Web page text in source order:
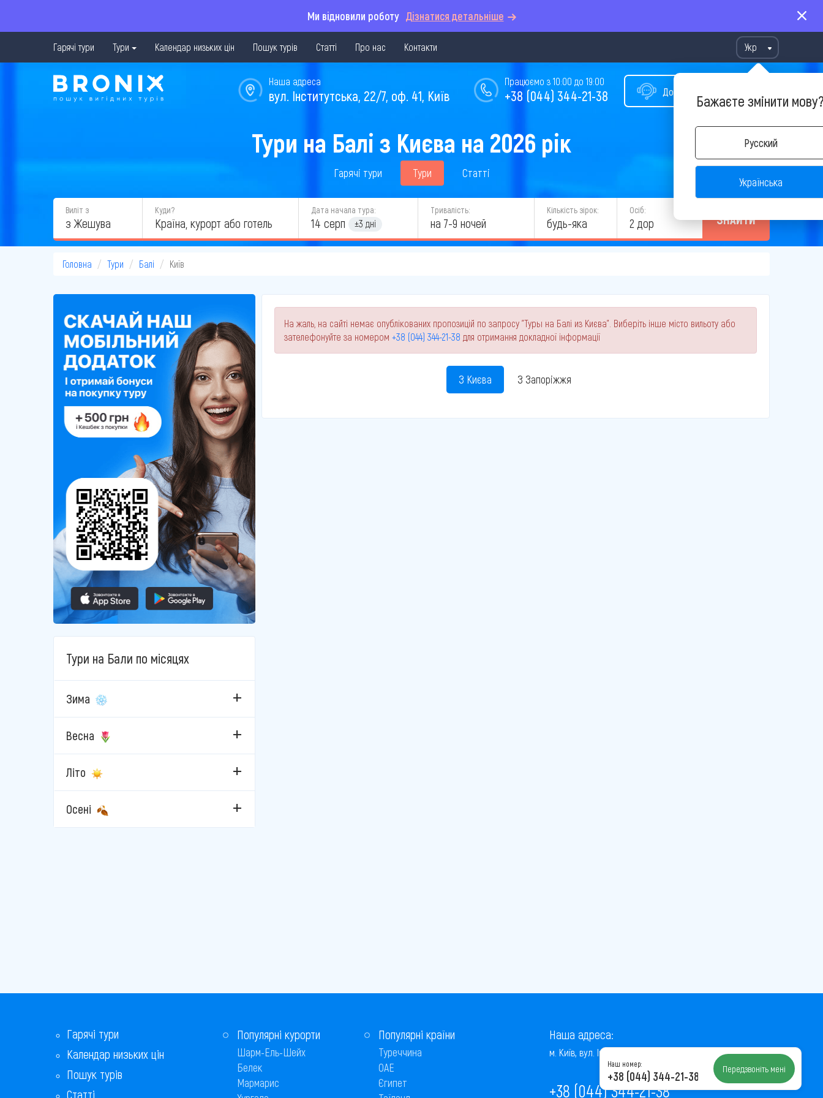
Ми відновили роботу Дізнатися детальніше
Гарячі тури Тури Календар низьких цін Пошук турів Статті Про нас Контакти Укр
Бажаєте змінити
Русский
Українська
Допомога у виборі туру
Працюємо з 10:00 до 19:00
+38 (044) 344-21-38
Наша адреса
вул. Інститутська, 22/7, оф. 41, Київ
Тури на Балі з Києва на 2026 рік
Гарячі тури Тури Статті
Виліт з
з Жешува
Куди? Дата начала тура:
14 серп ±3 дні
Тривалість:
на 7-9 ночей
Кількість зірок:
будь-яка
Осіб:
2 дор ЗНАЙТИ
Головна Тури Балі Київ
Тури на Бали по місяцях
Зима
Весна
Літо
Осені
На жаль, на сайті немає опублікованих пропозицій по запросу "Туры на Балі из Києва". Виберіть інше місто вильоту або
зателефонуйте за номером +38 (044) 344-21-38 для отримання докладної інформації
З Києва З Запоріжжя
Гарячі тури
Календар низьких цін
Пошук турів
Статті
Популярні курорти
Шарм-Ель-Шейх
Белек
Мармарис
Популярні країни
Туреччина
ОАЕ
Єгипет
Наша адреса:
м. Київ, вул. Інститутська, 22/7, оф. 41
+38 (044) 344-21-38
Наш номер:
+38 (044) 344-21-38 Передзвоніть мені